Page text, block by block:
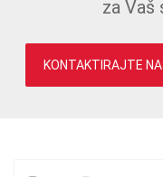
za Vaš
KONTAKTIRAJTE